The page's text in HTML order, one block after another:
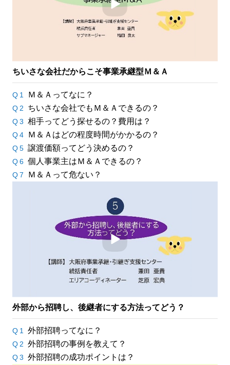
ちいさな会社だからこそ事業承継型Ｍ＆Ａ
Q1 Ｍ＆Ａってなに？
Q2 ちいさな会社でもＭ＆Ａできるの？
Q3 相手ってどう探せるの？費用は？
Q4 Ｍ＆Ａはどの程度時間がかかるの？
Q5 譲渡価額ってどう決めるの？
Q6 個人事業主はＭ＆Ａできるの？
Q7 Ｍ＆Ａって危ない？
外部から招聘し、後継者にする方法ってどう？
Q1 外部招聘ってなに？
Q2 外部招聘の事例を教えて？
Q3 外部招聘の成功ポイントは？